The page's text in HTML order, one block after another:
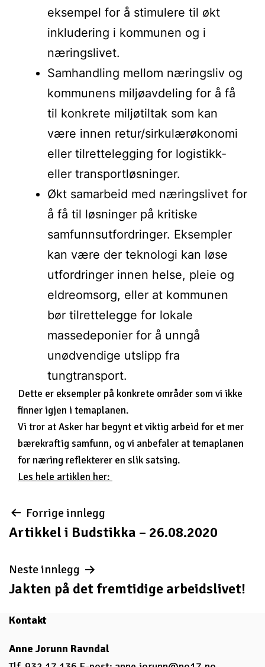
eksempel for å stimulere til økt
inkludering i kommunen og i
næringslivet.
Samhandling mellom næringsliv og
kommunens miljøavdeling for å få
til konkrete miljøtiltak som kan
være innen retur/sirkulærøkonomi
eller tilrettelegging for logistikk-
eller transportløsninger.
Økt samarbeid med næringslivet for
å få til løsninger på kritiske
samfunnsutfordringer. Eksempler
kan være der teknologi kan løse
utfordringer innen helse, pleie og
eldreomsorg, eller at kommunen
bør tilrettelegge for lokale
massedeponier for å unngå
unødvendige utslipp fra
tungtransport.
Dette er eksempler på konkrete områder som vi ikke
finner igjen i temaplanen.
Vi tror at Asker har begynt et viktig arbeid for et mer
bærekraftig samfunn, og vi anbefaler at temaplanen
for næring reflekterer en slik satsing.
Les hele artiklen her:
Innleggsnavigasjon
Forrige innlegg
Artikkel i Budstikka – 26.08.2020
Neste innlegg
Jakten på det fremtidige arbeidslivet!
Kontakt
Anne Jorunn Ravndal